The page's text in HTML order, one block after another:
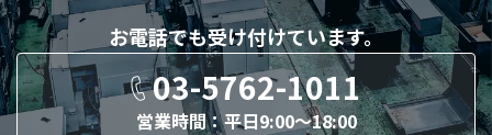
お電話でも受け付けています。
03-5762-1011
営業時間：平日9:00〜18:00